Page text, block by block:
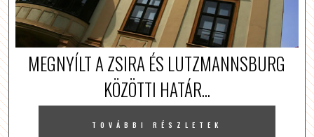
MEGNYÍLT A ZSIRA ÉS LUTZMANNSBURG
KÖZÖTTI HATÁR...
TOVÁBBI RÉSZLETEK